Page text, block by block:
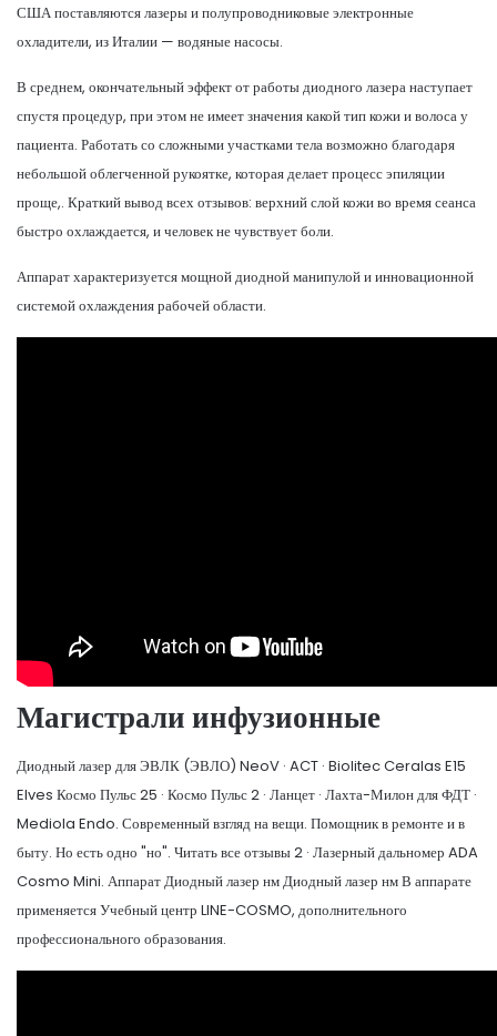
США поставляются лазеры и полупроводниковые электронные
охладители, из Италии — водяные насосы.
В среднем, окончательный эффект от работы диодного лазера наступает
спустя процедур, при этом не имеет значения какой тип кожи и волоса у
пациента. Работать со сложными участками тела возможно благодаря
небольшой облегченной рукоятке, которая делает процесс эпиляции
проще,. Краткий вывод всех отзывов: верхний слой кожи во время сеанса
быстро охлаждается, и человек не чувствует боли.
Аппарат характеризуется мощной диодной манипулой и инновационной
системой охлаждения рабочей области.
Магистрали инфузионные
Диодный лазер для ЭВЛК (ЭВЛО) NeoV · ACT · Biolitec Ceralas E15
Elves Космо Пульс 25 · Космо Пульс 2 · Ланцет · Лахта-Милон для ФДТ ·
Mediola Endo. Современный взгляд на вещи. Помощник в ремонте и в
быту. Но есть одно "но". Читать все отзывы 2 · Лазерный дальномер ADA
Cosmo Mini. Аппарат Диодный лазер нм Диодный лазер нм В аппарате
применяется Учебный центр LINE-COSMO, дополнительного
профессионального образования.